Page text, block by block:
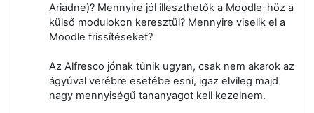
Ariadne)? Mennyire jól illeszthetők a Moodle-höz a
külső modulokon keresztül? Mennyire viselik el a
Moodle frissítéseket?
Az Alfresco jónak tűnik ugyan, csak nem akarok az
ágyúval verébre esetébe esni, igaz elvileg majd
nagy mennyiségű tananyagot kell kezelnem.